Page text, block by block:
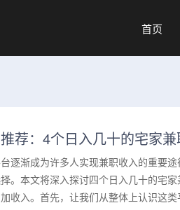
首页
荐：4个日入几十的宅家
逐渐成为许多人实现兼职收入的重要
。本文将深入探讨四个日入几十的宅
收入。首先，让我们从整体上认识这